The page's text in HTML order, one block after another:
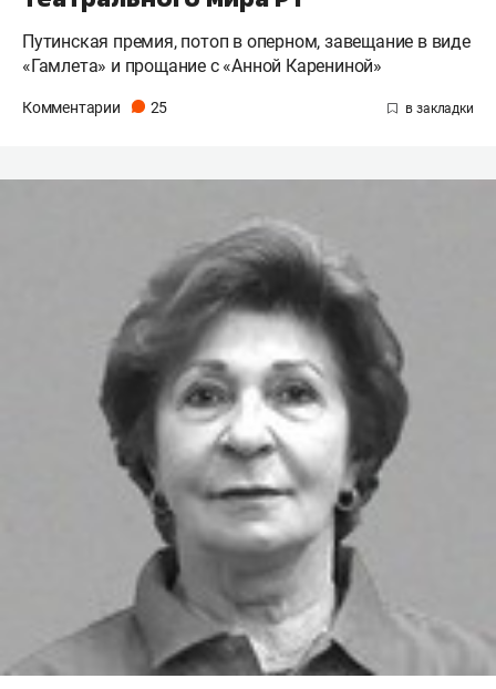
Путинская премия, потоп в оперном, завещание в виде
«Гамлета» и прощание с «Анной Карениной»
Комментарии 25